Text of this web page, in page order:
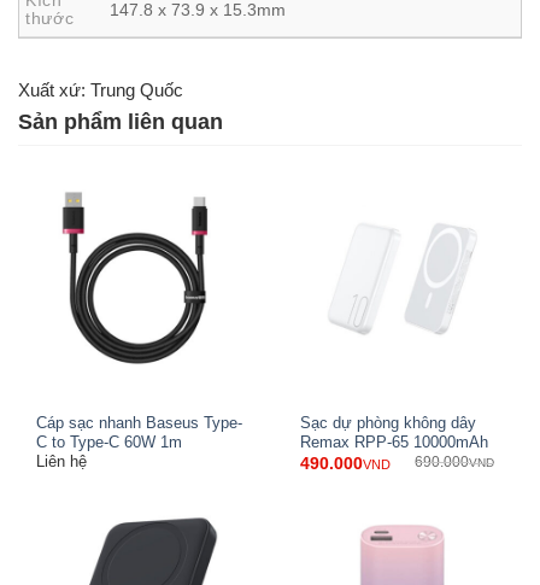
Thiết kế vỏ hợp kim nhôm bền bỉ
mái trong lòng bàn tay. Vỏ pin sạc được hoàn thiện từ vật
liệu hợp kim nhôm chất lượng cao và được anot hóa nên
cho kết cấu vô cùng chắc chắn, độ bền cao và không dễ
mài mòn, trầy xước khi sử dụng trong thời gian dài. 2 màu
sắc bạc và xanh đen hiện đại, phù hợp với mọi nhu cầu và
sở thích của người dùng.
thước
147.8 x 73.9 x 15.3mm
Xuất xứ: Trung Quốc
Sản phẩm liên quan
Cáp sạc nhanh Baseus Type-
C to Type-C 60W 1m
Liên hệ
Sạc dự phòng không dây
Remax RPP-65 10000mAh
490.000VND 690.000VND